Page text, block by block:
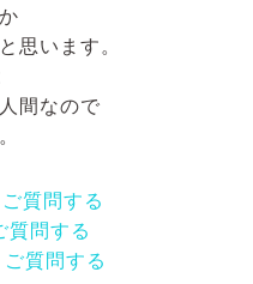
思います。
間なので
質問する
質問する
質問する